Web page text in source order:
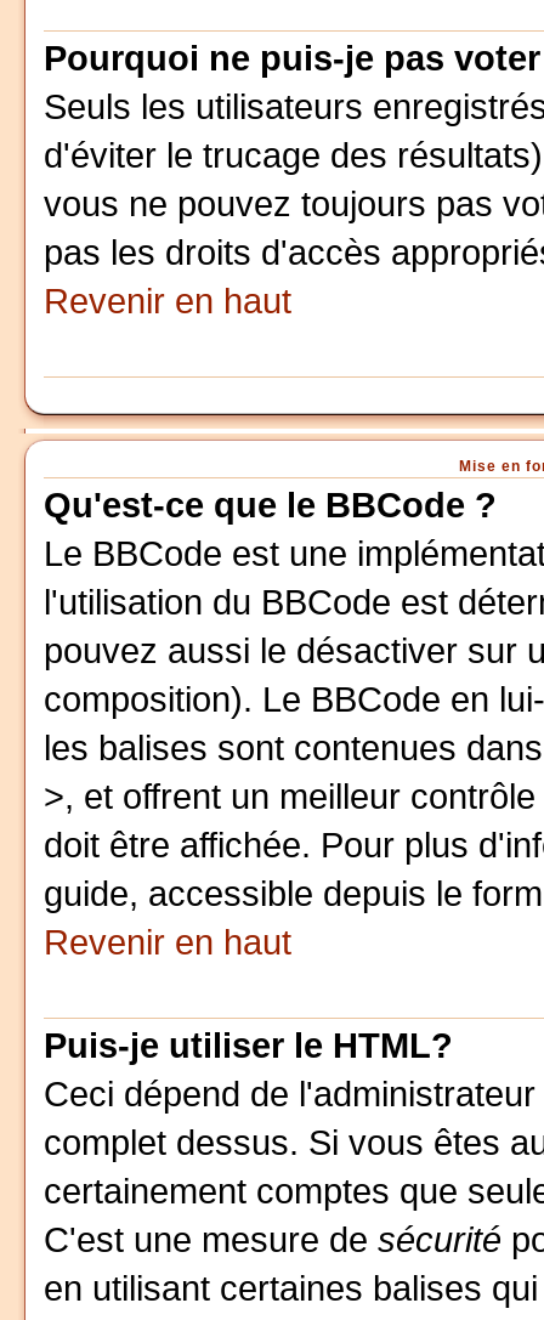
Pourquoi ne puis-je pas
Seuls les utilisateurs
d'éviter le trucage des
vous ne pouvez toujours pas
pas les droits d'accès
Revenir en haut
Mise en
Qu'est-ce que le BBCode ?
Le BBCode est une
l'utilisation du BBCode est
pouvez aussi le désactiver sur
composition). Le BBCode en
les balises sont contenues
>, et offrent un meilleur
doit être affichée. Pour plus
guide, accessible depuis le
Revenir en haut
Puis-je utiliser le HTML?
Ceci dépend de
complet dessus. Si vous êtes
certainement comptes que
C'est une mesure de sécurité
en utilisant certaines balises